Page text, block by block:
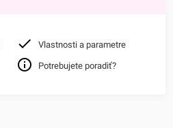
Vlastnosti a parametre
Potrebujete poradiť?